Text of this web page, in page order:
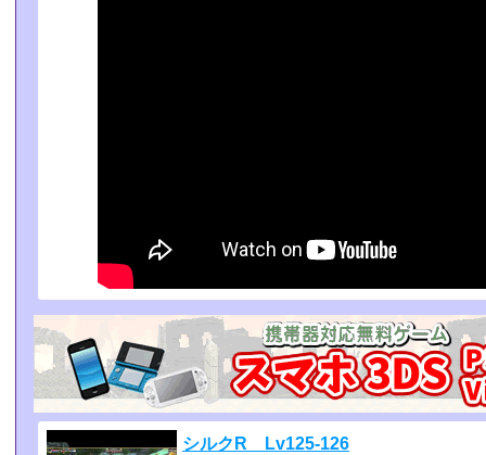
シルクR Lv125-126